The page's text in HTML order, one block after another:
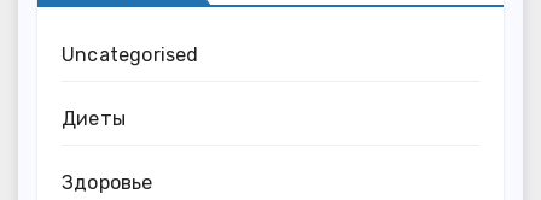
Uncategorised
Диеты
Здоровье